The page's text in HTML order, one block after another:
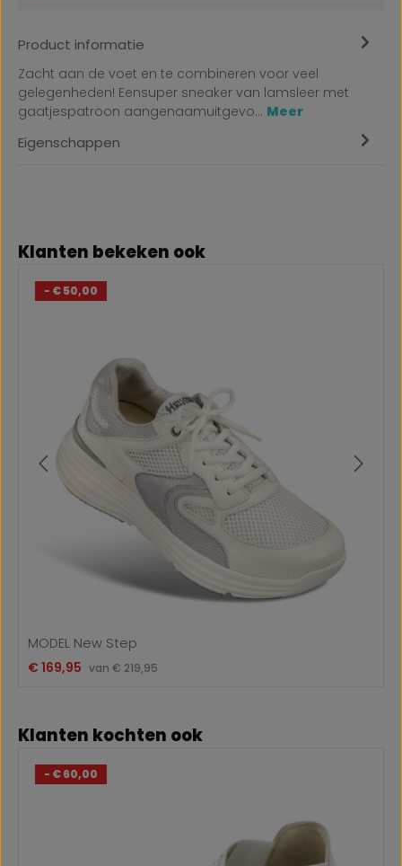
Product informatie
Zacht aan de voet en te combineren voor veel
gelegenheden! Eensuper sneaker van lamsleer met
gaatjespatroon aangenaamuitgevo… Meer
Eigenschappen
Productgalerij overslaan
Klanten bekeken ook
- € 50,00
MODEL New Step
Verkoopprijs:
€ 169,95 vanNormale prijs:
€ 219,95
Productgalerij overslaan
Klanten kochten ook
- € 60,00